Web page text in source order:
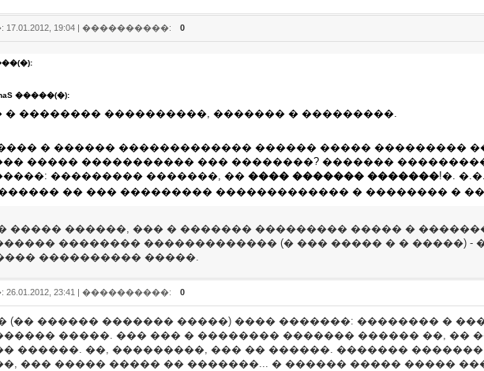
19:04 | ����������: 0
�����(�):
� �������� ����������, ������� � ���������.
� ������ ������������� ������ ����� ���������
����� ����������� ��� ��������? �������
��������� �������, �� ���� ������� �������!�.
������ �� ��� ��������� ������������� � �������� �
����� ������, ��� � ������� ��������� ����� �
�������� ������������� (� ��� ����� � � �����)
���������� �����.
23:41 | ����������: 0
(�� ������ ������� �����) ���� �������: �������� �
�����. ��� ��� � �������� ������� ������ ��, ��
������. ��, ���������, ��� �� ������. �������
��� ����� ����� �� �������... � ������ ����� �����